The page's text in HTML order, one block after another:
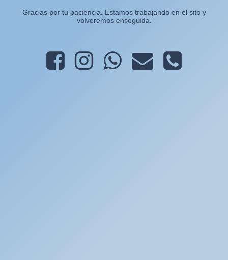
Gracias por tu paciencia. Estamos trabajando en el sito y
volveremos enseguida.